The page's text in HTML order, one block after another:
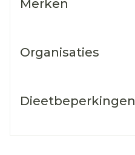
Merken
Organisaties
Dieetbeperkingen